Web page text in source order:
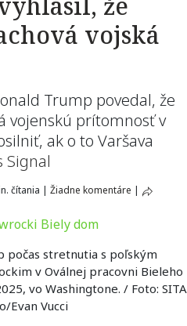
vojská
Trump povedal, že
vojenskú prítomnosť v
ak o to Varšava
Signal
čítania | Žiadne komentáre |
počas stretnutia s poľským
v Oválnej pracovni Bieleho
vo Washingtone. / Foto: SITA
Evan Vucci